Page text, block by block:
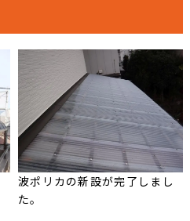
波ポリカの新設が完了しまし
た。